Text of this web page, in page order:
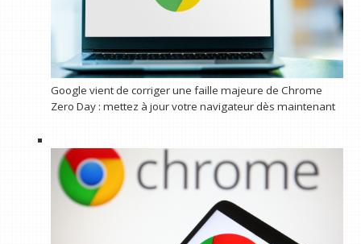
Google vient de corriger une faille majeure de Chrome
Zero Day : mettez à jour votre navigateur dès maintenant